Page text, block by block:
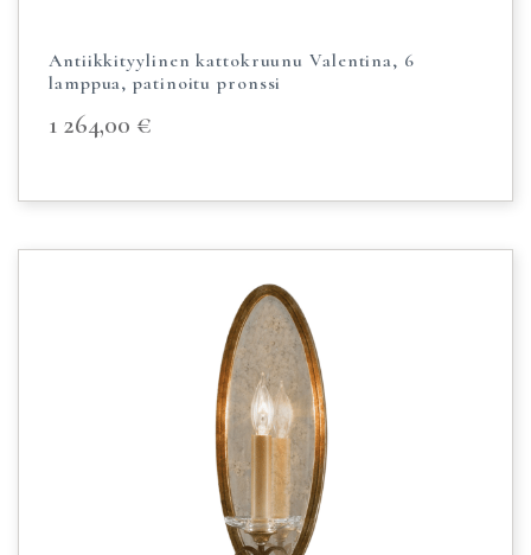
Antiikkityylinen kattokruunu Valentina, 6
lamppua, patinoitu pronssi
1 264,00 €